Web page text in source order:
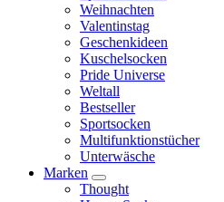
Weihnachten
Valentinstag
Geschenkideen
Kuschelsocken
Pride Universe
Weltall
Bestseller
Sportsocken
Multifunktionstücher
Unterwäsche
Marken
Thought